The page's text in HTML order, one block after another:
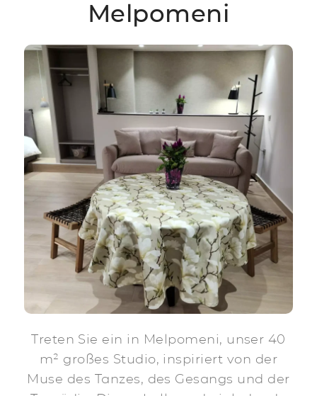
Melpomeni
Treten Sie ein in Melpomeni, unser 40
m² großes Studio, inspiriert von der
Muse des Tanzes, des Gesangs und der